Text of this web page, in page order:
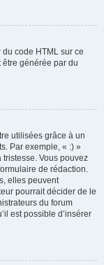
du code HTML sur ce
générée par du
utilisées grâce à un
Par exemple, « :) »
tristesse. Vous pouvez
de rédaction.
elles peuvent
pourrait décider de le
du forum
est possible d’insérer